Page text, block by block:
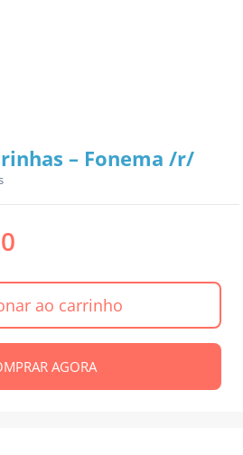
– Fonema /r/
ao carrinho
AGORA